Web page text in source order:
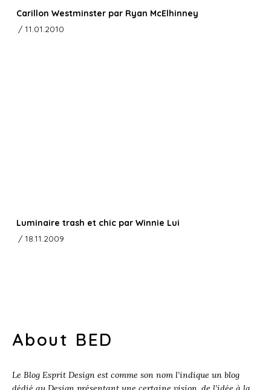
Carillon Westminster par Ryan McElhinney
/ 11.01.2010
Luminaire trash et chic par Winnie Lui
/ 18.11.2009
About BED
Le Blog Esprit Design est comme son nom l’indique un blog